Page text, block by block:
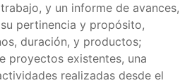
y un informe de avances,
pertinencia y propósito,
duración, y productos;
proyectos existentes, una
realizadas desde el